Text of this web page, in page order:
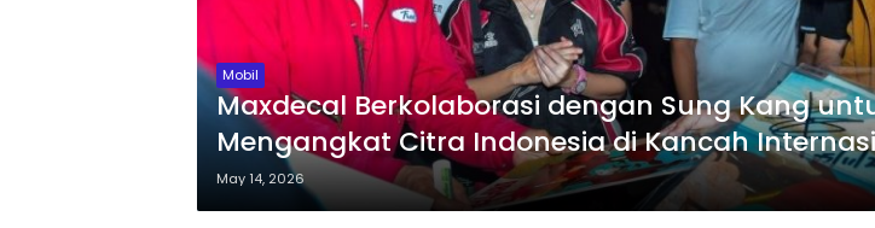
Mobil
Maxdecal Berkolaborasi dengan Sung Kang
Mengangkat Citra Indonesia di Kancah
May 14, 2026